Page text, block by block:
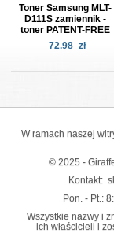
Toner Samsung MLT-
D111S zamiennik -
toner PATENT-FREE
72.98 zł
W ramach naszej
© 2025 -
Kontakt:
Pon. - Pt.:
Wszystkie nazwy i
ich właścicieli i